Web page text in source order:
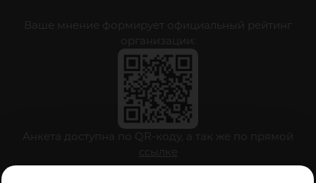
Ваше мнение формирует официальный рейтинг
организации:
Анкета доступна по QR-коду, а так же по прямой
ссылке